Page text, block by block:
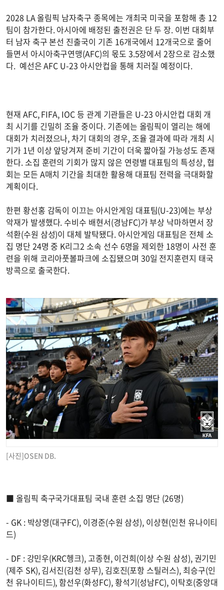
2028 LA 올림픽 남자축구 종목에는 개최국 미국을 포함해 총 12
팀이 참가한다. 아시아에 배정된 출전권은 단 두 장. 이번 대회부
터 남자 축구 본선 진출국이 기존 16개국에서 12개국으로 줄어
들면서 아시아축구연맹(AFC)의 몫도 3.5장에서 2장으로 감소했
다. 예선은 AFC U-23 아시안컵을 통해 치러질 예정이다.
현재 AFC, FIFA, IOC 등 관계 기관들은 U-23 아시안컵 대회 개
최 시기를 긴밀히 조율 중이다. 기존에는 올림픽이 열리는 해에
대회가 치러졌으나, 차기 대회의 경우, 조율 결과에 따라 개최 시
기가 1년 이상 앞당겨져 준비 기간이 더욱 짧아질 가능성도 존재
한다. 소집 훈련의 기회가 많지 않은 연령별 대표팀의 특성상, 협
회는 모든 A매치 기간을 최대한 활용해 대표팀 전력을 극대화할
계획이다.
한편 황선홍 감독이 이끄는 아시안게임 대표팀(U-23)에는 부상
악재가 발생했다. 수비수 배현서(경남FC)가 부상 낙마하면서 장
석환(수원 삼성)이 대체 발탁됐다. 아시안게임 대표팀은 전체 소
집 명단 24명 중 K리그2 소속 선수 6명을 제외한 18명이 사전 훈
련을 위해 코리아풋볼파크에 소집됐으며 30일 전지훈련지 태국
방콕으로 출국한다.
[사진]OSEN DB.
■ 올림픽 축구국가대표팀 국내 훈련 소집 명단 (26명)
- GK : 박상영(대구FC), 이경준(수원 삼성), 이상현(인천 유나이티
드)
- DF : 강민우(KRC헹크), 고종현, 이건희(이상 수원 삼성), 권기민
(제주 SK), 김서진(김천 상무), 김호진(포항 스틸러스), 최승구(인
천 유나이티드), 함선우(화성FC), 황석기(성남FC), 이탁호(중앙대